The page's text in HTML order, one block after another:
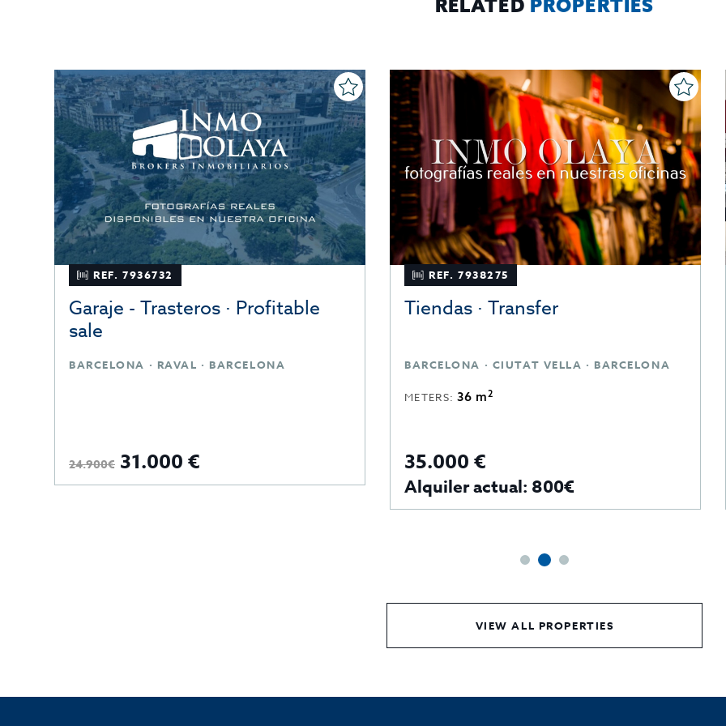
RELATED PROPERTIES
REF. 7936732
Garaje - Trasteros · Profitable
sale
BARCELONA · RAVAL · BARCELONA
24.900€ 31.000 €
REF. 7938275
Tiendas · Transfer
BARCELONA · CIUTAT VELLA · BARCELONA
METERS:36 m2
35.000 €
Alquiler actual: 800€
VIEW ALL PROPERTIES